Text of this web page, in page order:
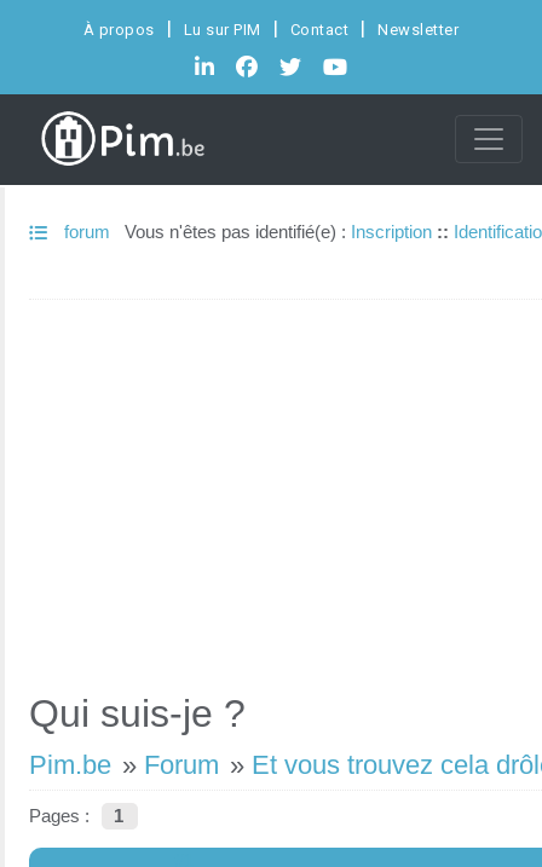
À propos Lu sur PIM Contact Newsletter
forum Vous n'êtes pas identifié(e) : Inscription ::
Qui suis-je ?
Pim.be » Forum » Et vous trouvez cela
Pages : 1